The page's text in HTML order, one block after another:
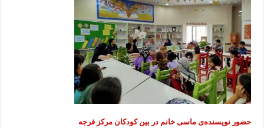
حضور نویسندەی ماسی خانم در بین کودکان مرکز فرجه